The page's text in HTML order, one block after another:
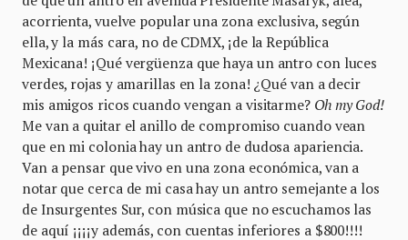
acorrienta, vuelve popular una zona exclusiva, según
ella, y la más cara, no de CDMX, ¡de la República
Mexicana! ¡Qué vergüenza que haya un antro con luces
verdes, rojas y amarillas en la zona! ¿Qué van a decir
mis amigos ricos cuando vengan a visitarme? Oh my God!
Me van a quitar el anillo de compromiso cuando vean
que en mi colonia hay un antro de dudosa apariencia.
Van a pensar que vivo en una zona económica, van a
notar que cerca de mi casa hay un antro semejante a los
de Insurgentes Sur, con música que no escuchamos las
de aquí ¡¡¡¡y además, con cuentas inferiores a $800!!!!